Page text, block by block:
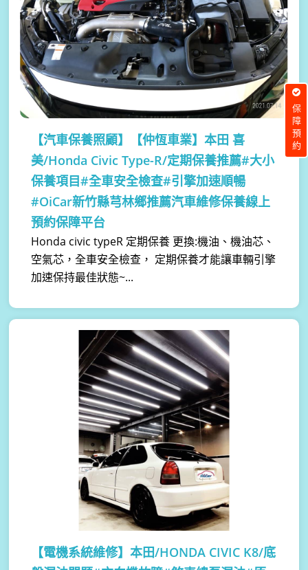
【汽車保養照顧】
【仲恆車業】本田 喜
美/Honda Civic Type-R/定期保養推薦#大小
保養項目#全車安全檢查#引擎加速順暢
#OiCar新竹縣芎林鄉推薦汽車維修保養線上
預約保障平台
Honda civic typeR 定期保養 更換:機油、機油芯、
空氣芯，全車安全檢查， 定期保養才能讓車輛引擎
加速保持最佳狀態~...
【電機系統維修】本田/HONDA CIVIC K8/底
保障預約